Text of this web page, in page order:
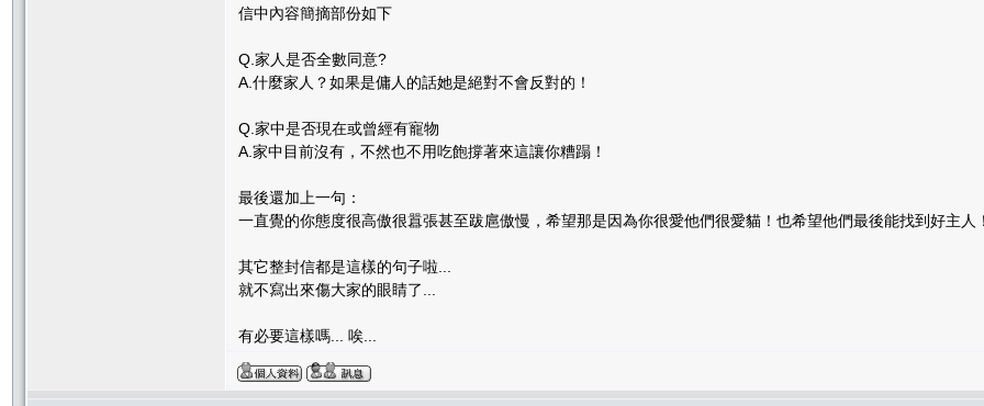
信中內容簡摘部份如下
Q.家人是否全數同意?
A.什麼家人？如果是傭人的話她是絕對不會反對的！
Q.家中是否現在或曾經有寵物
A.家中目前沒有，不然也不用吃飽撐著來這讓你糟蹋！
最後還加上一句：
一直覺的你態度很高傲很囂張甚至跋扈傲慢，希望那是因為你很愛他們很愛貓！也希望他們最後能找到好主人
其它整封信都是這樣的句子啦...
就不寫出來傷大家的眼睛了...
有必要這樣嗎... 唉...